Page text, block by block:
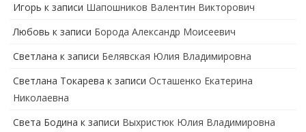
Игорь к записи Шапошников Валентин Викторович
Любовь к записи Борода Александр Моисеевич
Светлана к записи Белявская Юлия Владимировна
Cветлана Токарева к записи Осташенко Екатерина
Николаевна
Света Бодина к записи Выхристюк Юлия Владимировна